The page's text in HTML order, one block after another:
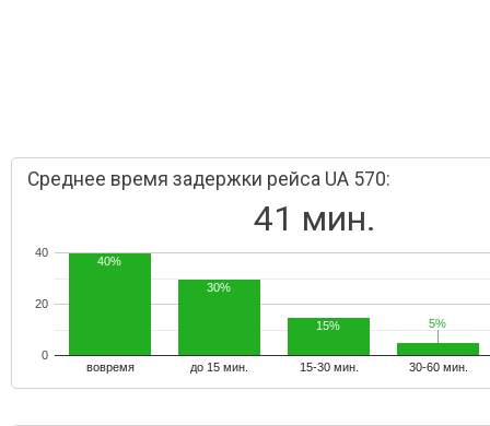
Среднее время задержки рейса UA 570:
41 мин.
вовремя до 15 мин. 15-30 мин. 30-60 мин.
0
20
40
40%
30%
15% 5%
5%